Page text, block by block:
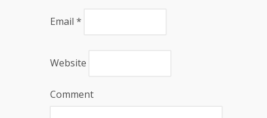
Email *
Website
Comment